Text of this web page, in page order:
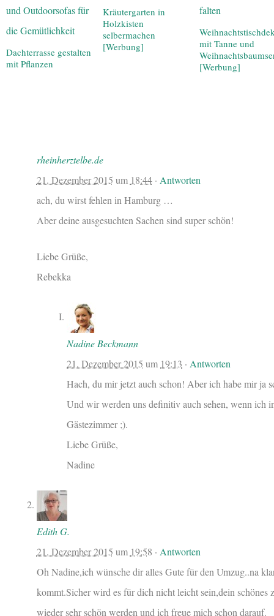
Dachterrasse gestalten
mit Pflanzen
Kräutergarten in
Holzkisten
selbermachen
[Werbung]
mit Tanne und
[Werbung]
rheinherztelbe.de
21. Dezember 2015 um 18:44· Antworten
ach, du wirst fehlen in Hamburg …
Aber deine ausgesuchten Sachen sind super schön!
Liebe Grüße,
Rebekka
Nadine Beckmann
21. Dezember 2015 um 19:13 · Antworten
Hach, du mir jetzt auch schon! Aber ich habe mir ja
Und wir werden uns definitiv auch sehen, wenn ich
Gästezimmer ;).
Liebe Grüße,
Nadine
Edith G.
21. Dezember 2015 um 19:58 · Antworten
Oh Nadine,ich wünsche dir alles Gute für den Umzug..na
kommt.Sicher wird es für dich nicht leicht sein,dein schönes
wieder sehr schön werden und ich freue mich schon darauf.